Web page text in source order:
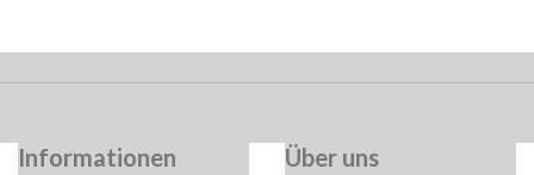
Informationen Über uns